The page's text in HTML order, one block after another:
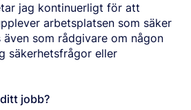
jag kontinuerligt för att
arbetsplatsen som säker
som rådgivare om någon
säkerhetsfrågor eller
jobb?